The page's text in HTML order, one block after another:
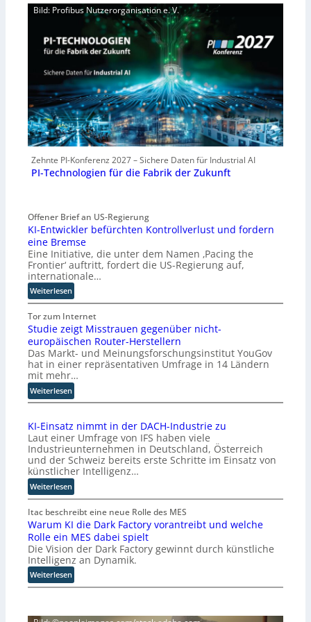
Bild: Profibus Nutzerorganisation e. V.
Zehnte PI-Konferenz 2027 – Sichere Daten für Industrial AI
PI-Technologien für die Fabrik der Zukunft
Offener Brief an US-Regierung
KI-Entwickler befürchten Kontrollverlust und fordern
eine Bremse
Eine Initiative, die unter dem Namen ‚Pacing the
Frontier‘ auftritt, fordert die US-Regierung auf,
internationale…
Weiterlesen:
K
I
-
E
n
t
w
i
c
l
e
r
b
e
f
ü
r
c
h
t
e
n
K
n
Tor zum Internet
Studie zeigt Misstrauen gegenüber nicht-
europäischen Router-Herstellern
Das Markt- und Meinungsforschungsinstitut YouGov
hat in einer repräsentativen Umfrage in 14 Ländern
mit mehr…
Weiterlesen:
S
u
d
i
e
z
e
i
g
t
M
i
s
s
t
a
KI-Einsatz nimmt in der DACH-Industrie zu
Laut einer Umfrage von IFS haben viele
Industrieunternehmen in Deutschland, Österreich
und der Schweiz bereits erste Schritte im Einsatz von
künstlicher Intelligenz…
Weiterlesen:
K
I
-
E
i
n
s
a
Itac beschreibt eine neue Rolle des MES
Warum KI die Dark Factory vorantreibt und welche
Rolle ein MES dabei spielt
Die Vision der Dark Factory gewinnt durch künstliche
Intelligenz an Dynamik.
Weiterlesen:
W